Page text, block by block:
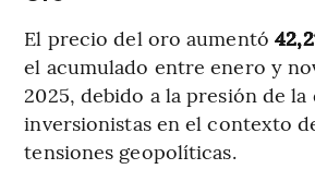
El precio del oro aumentó
el acumulado entre enero y
2025, debido a la presión de la
inversionistas en el contexto
tensiones geopolíticas.